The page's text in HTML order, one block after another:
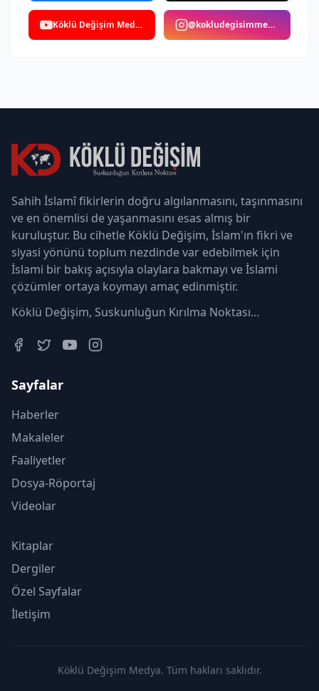
Köklü Değişim Medya @kokludegisimmedya
Sahih İslamî fikirlerin doğru algılanmasını, taşınmasını
ve en önemlisi de yaşanmasını esas almış bir
kuruluştur. Bu cihetle Köklü Değişim, İslam'ın fikri ve
siyasi yönünü toplum nezdinde var edebilmek için
İslami bir bakış açısıyla olaylara bakmayı ve İslami
çözümler ortaya koymayı amaç edinmiştir.
Köklü Değişim, Suskunluğun Kırılma Noktası...
Sayfalar
Haberler
Makaleler
Faaliyetler
Dosya-Röportaj
Videolar
Kitaplar
Dergiler
Özel Sayfalar
İletişim
Köklü Değişim Medya. Tüm hakları saklıdır.